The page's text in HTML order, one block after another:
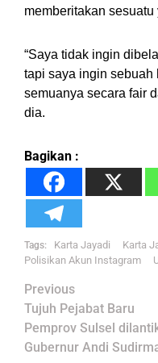
memberitakan
“Saya tidak ingin
tapi saya ingin sebuah
semuanya secara fair
dia.
Bagikan :
Tags: Karta Jayadi Karta
Polisikan Akun Instagram
Post
navigation
Previous
Tujuh Pejabat Baru
Pemprov Sulsel
Gubernur Andi